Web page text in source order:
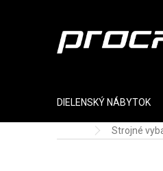
DIELENSKÝ NÁBYTOK
Domov Strojné